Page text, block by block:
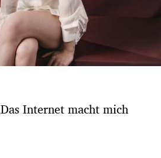
Internet macht mich